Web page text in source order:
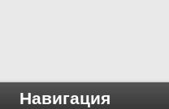
Навигация